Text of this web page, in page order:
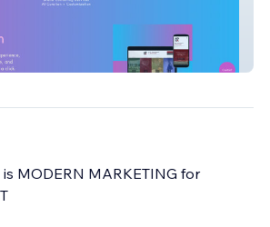
MODERN MARKETING for